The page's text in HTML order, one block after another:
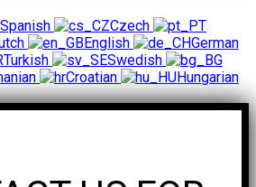
Spanish
Czech
English
German
Turkish
Swedish
Croatian
Hungarian